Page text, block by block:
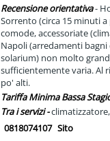
Recensione orientativa-
Sorrento (circa 15 minuti
comode, accessoriate
Napoli (arredamenti bagni
solarium) non molto
sufficientemente varia. Al
po' alti.
Tariffa Minima Bassa
Tra i servizi -
0818074107 Sito